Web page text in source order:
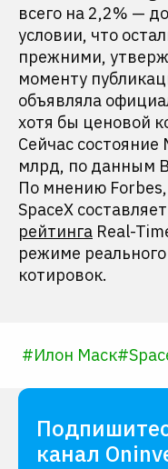
всего на 2,2% —
условии, что
прежними,
моменту
объявляла
хотя бы ценовой
Сейчас
млрд, по данным
По мнению
SpaceX
рейтинга Real-
режиме
котировок.
#Илон Маск#
канал